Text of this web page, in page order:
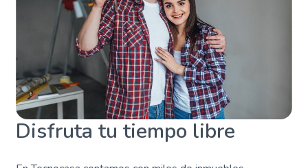
Disfruta tu tiempo libre